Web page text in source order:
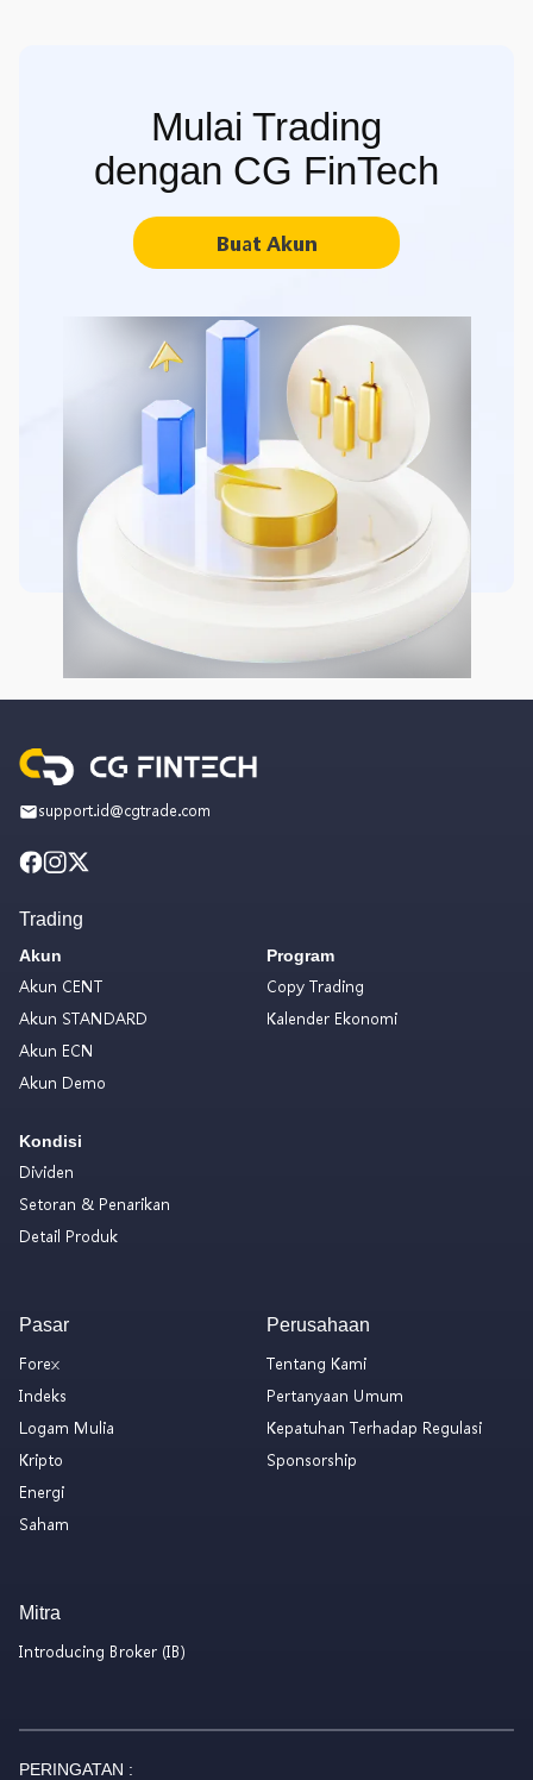
Mulai Trading
dengan CG FinTech
Buat Akun
support.id@cgtrade.com
Trading
Akun
Akun CENT
Akun STANDARD
Akun ECN
Akun Demo
Kondisi
Dividen
Setoran & Penarikan
Detail Produk
Program
Copy Trading
Kalender Ekonomi
Pasar
Forex
Indeks
Logam Mulia
Kripto
Energi
Saham
Perusahaan
Tentang Kami
Pertanyaan Umum
Kepatuhan Terhadap Regulasi
Sponsorship
Mitra
Introducing Broker (IB)
PERINGATAN :